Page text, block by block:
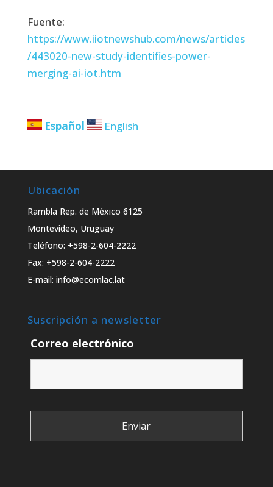
Fuente:
https://www.iiotnewshub.com/news/articles
/443020-new-study-identifies-power-
merging-ai-iot.htm
Español English
Ubicación
Rambla Rep. de México 6125
Montevideo, Uruguay
Teléfono: +598-2-604-2222
Fax: +598-2-604-2222
E-mail: info@ecomlac.lat
Suscripción a newsletter
Correo electrónico